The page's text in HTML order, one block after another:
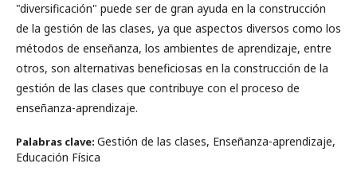
"diversificación" puede ser de gran ayuda en la construcción
de la gestión de las clases, ya que aspectos diversos como los
métodos de enseñanza, los ambientes de aprendizaje, entre
otros, son alternativas beneficiosas en la construcción de la
gestión de las clases que contribuye con el proceso de
enseñanza-aprendizaje.
Palabras clave: Gestión de las clases, Enseñanza-aprendizaje,
Educación Física